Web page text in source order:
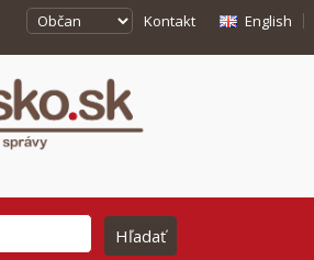
Kontakt English